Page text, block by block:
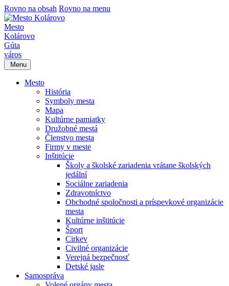
Rovno na obsah Rovno na menu
Mesto
Kolárovo
Gúta
város
Menu
Mesto
História
Symboly mesta
Mapa
Kultúrne pamiatky
Družobné mestá
Členstvo mesta
Firmy v meste
Inštitúcie
Školy a školské zariadenia vrátane školských
jedální
Sociálne zariadenia
Zdravotníctvo
Obchodné spoločnosti a príspevkové organizácie
mesta
Kultúrne inštitúcie
Šport
Cirkev
Civilné organizácie
Verejná bezpečnosť
Detské jasle
Samospráva